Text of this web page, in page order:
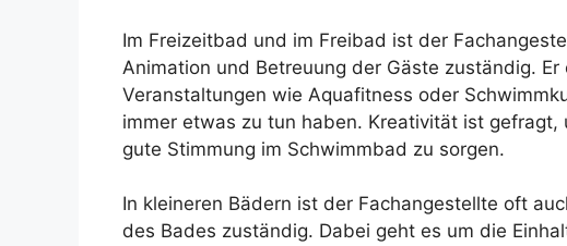
Im Freizeitbad und im Freibad ist der
Animation und Betreuung der Gäste zuständig.
Veranstaltungen wie Aquafitness oder
immer etwas zu tun haben. Kreativität ist
gute Stimmung im Schwimmbad zu sorgen.
In kleineren Bädern ist der Fachangestellte oft
des Bades zuständig. Dabei geht es um die